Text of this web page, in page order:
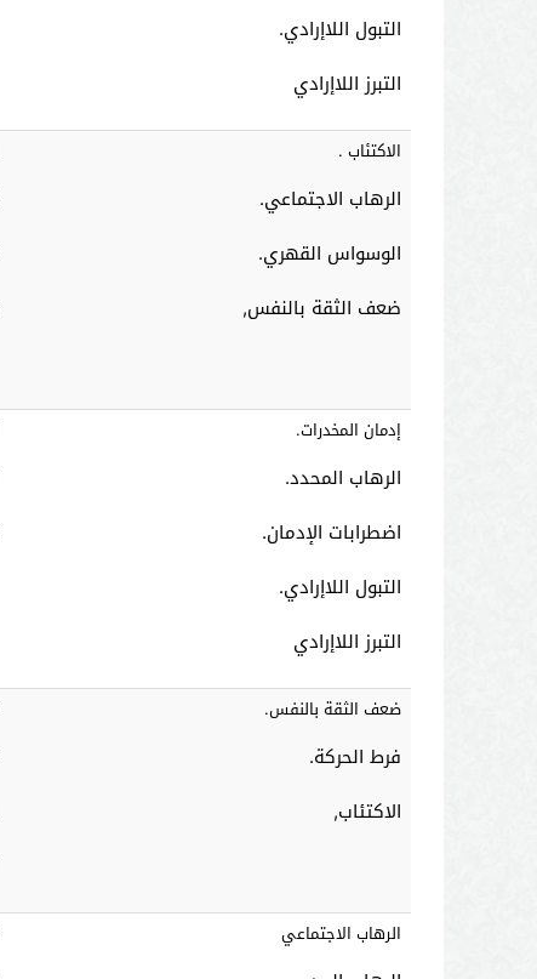
التبول اللاإرادي.
التبرز اللاإرادي
الاكتئاب .
الرهاب الاجتماعي.
الوسواس القهري.
ضعف الثقة بالنفس,
إدمان المخدرات.
الرهاب المحدد.
اضطرابات الإدمان.
التبول اللاإرادي.
التبرز اللاإرادي
ضعف الثقة بالنفس.
فرط الحركة.
الاكتئاب,
الرهاب الاجتماعي